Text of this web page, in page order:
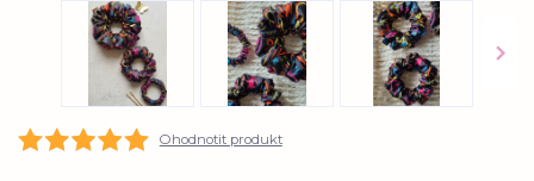
Ohodnotit produkt